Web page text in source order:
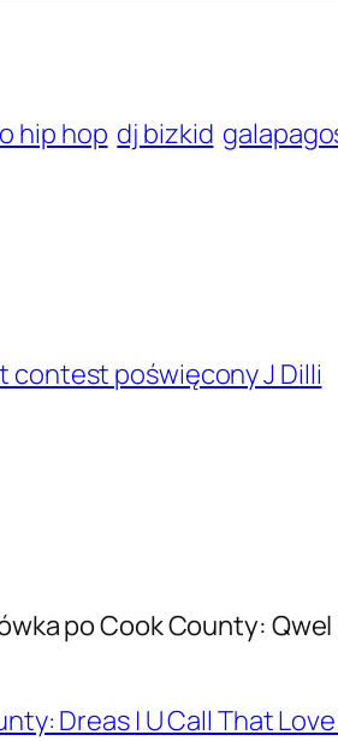
hip hop dj bizkid
contest poświęcony J Dilli
po Cook County: Qwel
Dreas | U Call That